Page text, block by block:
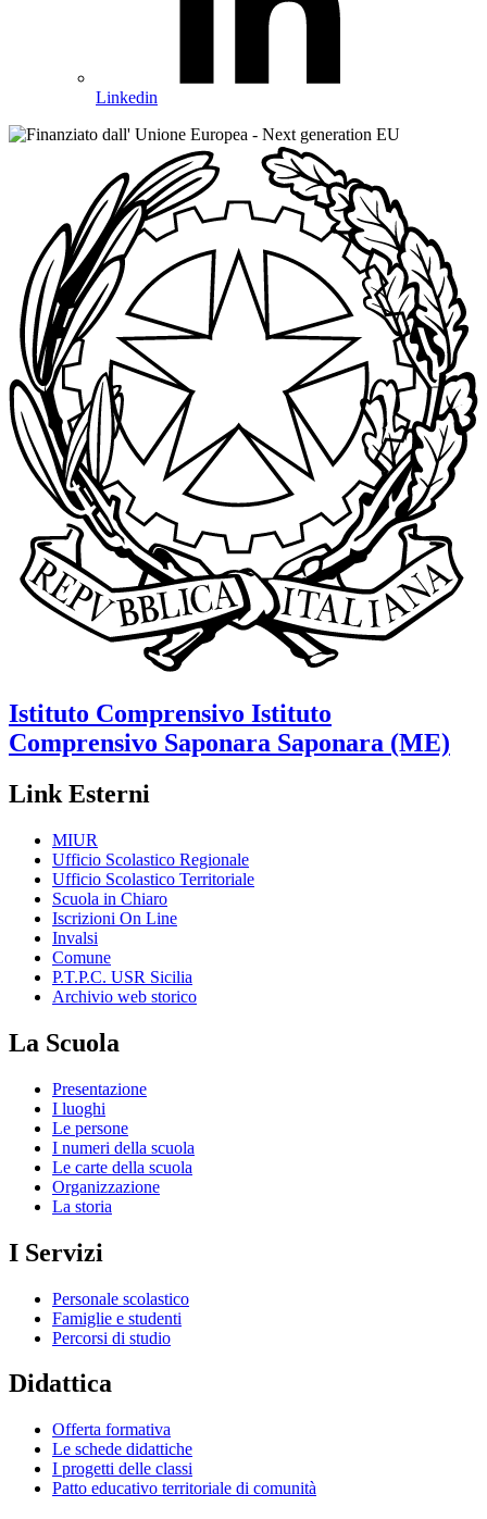
Linkedin
Istituto Comprensivo Istituto
Comprensivo Saponara Saponara (ME)
Link Esterni
MIUR
Ufficio Scolastico Regionale
Ufficio Scolastico Territoriale
Scuola in Chiaro
Iscrizioni On Line
Invalsi
Comune
P.T.P.C. USR Sicilia
Archivio web storico
La Scuola
Presentazione
I luoghi
Le persone
I numeri della scuola
Le carte della scuola
Organizzazione
La storia
I Servizi
Personale scolastico
Famiglie e studenti
Percorsi di studio
Didattica
Offerta formativa
Le schede didattiche
I progetti delle classi
Patto educativo territoriale di comunità